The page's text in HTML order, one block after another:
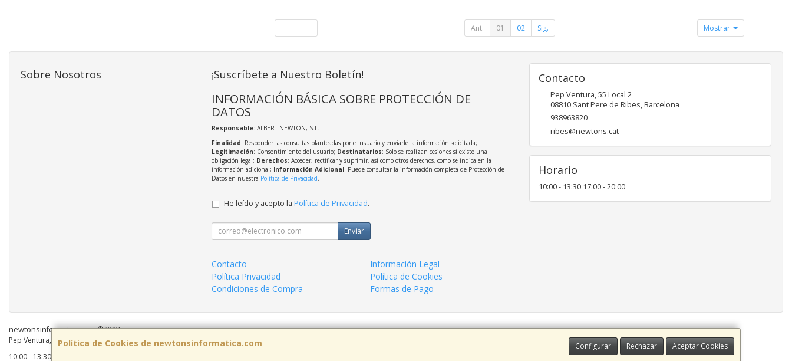
Ant. 01 02 Sig. Mostrar
Política de Cookies de newtonsinformatica.com Configurar Rechazar Aceptar Cookies
Sobre Nosotros ¡Suscríbete a Nuestro Boletín!
INFORMACIÓN BÁSICA SOBRE PROTECCIÓN DE
DATOS
Responsable: ALBERT NEWTON, S.L.
Finalidad: Responder las consultas planteadas por el usuario y enviarle la información solicitada;
Legitimación: Consentimiento del usuario; Destinatarios: Solo se realizan cesiones si existe una
obligación legal; Derechos: Acceder, rectificar y suprimir, así como otros derechos, como se indica en la
información adicional; Información Adicional: Puede consultar la información completa de Protección de
Datos en nuestra Política de Privacidad
He leído y acepto la Política de Privacidad.
Enviar
Contacto
Información Legal
Política Privacidad
Política de Cookies
Condiciones de Compra
Formas de Pago
Contacto
Pep Ventura, 55 Local 2
08810 Sant Pere de Ribes,Barcelona
938963820
ribes@newtons.cat
Horario
10:00 - 13:30 17:00 - 20:00
newtonsinformatica.com © 2026
Pep Ventura, 55 Local 2, 08810, Barcelona, España. - C.I.F.: B59883041 - Tel: 938963820
10:00 - 13:30